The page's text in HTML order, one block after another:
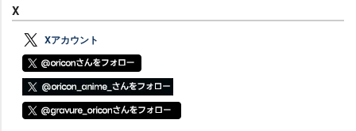
X
Xアカウント